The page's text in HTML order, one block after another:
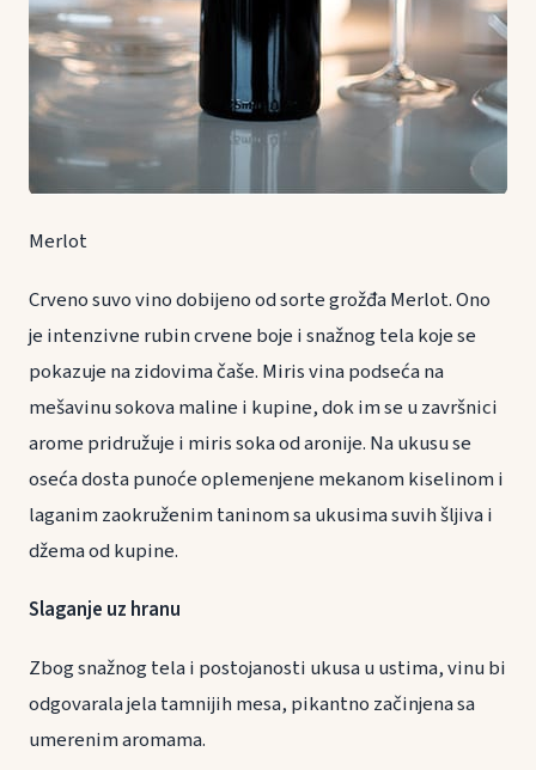
Merlot
Crveno suvo vino dobijeno od sorte grožđa Merlot. Ono
je intenzivne rubin crvene boje i snažnog tela koje se
pokazuje na zidovima čaše. Miris vina podseća na
mešavinu sokova maline i kupine, dok im se u završnici
arome pridružuje i miris soka od aronije. Na ukusu se
oseća dosta punoće oplemenjene mekanom kiselinom i
laganim zaokruženim taninom sa ukusima suvih šljiva i
džema od kupine.
Slaganje uz hranu
Zbog snažnog tela i postojanosti ukusa u ustima, vinu bi
odgovarala jela tamnijih mesa, pikantno začinjena sa
umerenim aromama.